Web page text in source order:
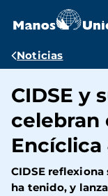
contenido
Ruta
Noticias
CIDSE y
celebran
Encíclica
CIDSE
ha tenido, y